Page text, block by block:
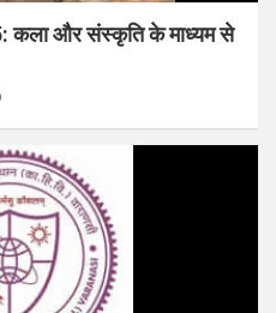
कला और संस्कृति के माध्यम से